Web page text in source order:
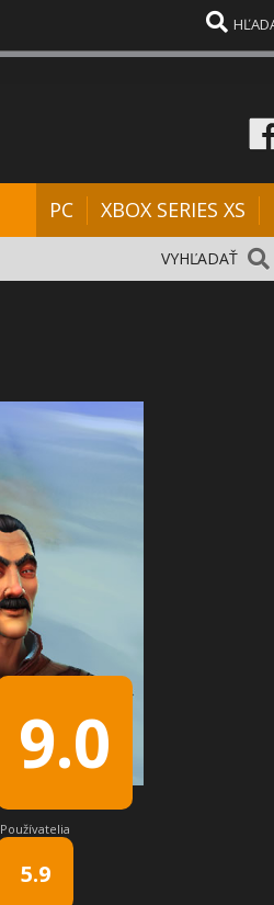
PC XBOX SERIES XS
VYHĽADAŤ
9.0
Používatelia
5.9